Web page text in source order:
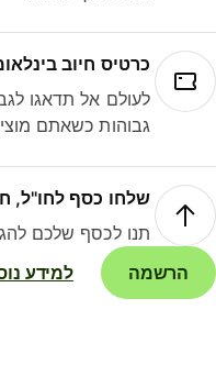
כרטיס חיוב בינלאומי
לעולם אל תדאגו לגבי
גבוהות כשאתם
שלחו כסף לחו"ל,
תנו לכסף שלכם
הרשמה
למידע נוסף